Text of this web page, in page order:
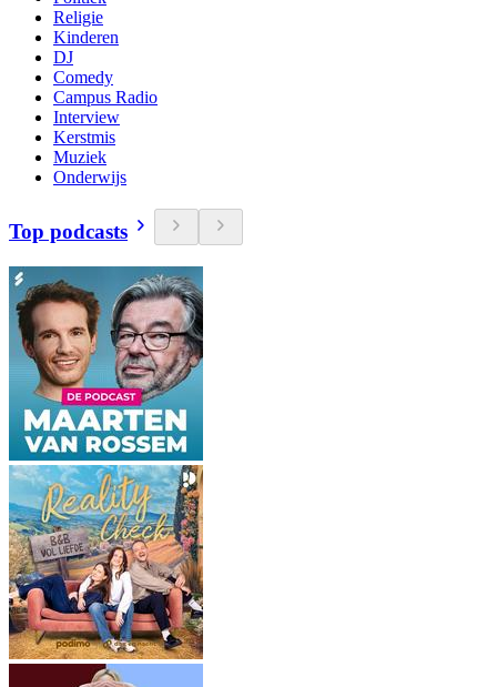
Religie
Kinderen
DJ
Comedy
Campus Radio
Interview
Kerstmis
Muziek
Onderwijs
Top podcasts